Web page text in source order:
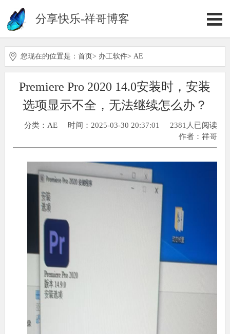
分享快乐-祥哥博客
您现在的位置是： 首页> 办工软件> AE
Premiere Pro 2020 14.0安装时，安装
选项显示不全，无法继续怎么办？
2381人已阅读
时间：2025-03-30 20:37:01
分类： AE
作者：祥哥